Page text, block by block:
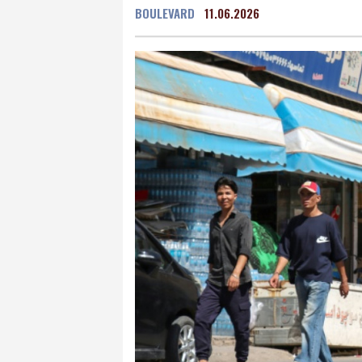
Grenada
38 °C
Buenos Aires
11 °C
Asunción
23 °C
BOULEVARD 11.06.2026